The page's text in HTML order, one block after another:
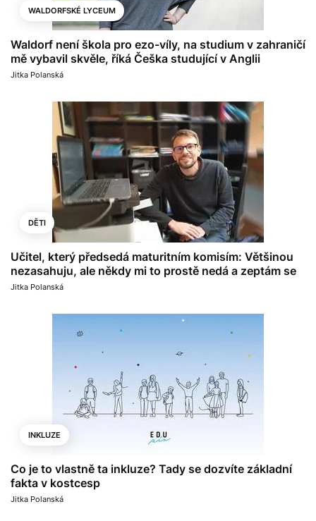
WALDORFSKÉ LYCEUM
Waldorf není škola pro ezo-víly, na studium v zahraničí
mě vybavil skvěle, říká Češka studující v Anglii
Jitka Polanská
DĚTI
Učitel, který předsedá maturitním komisím: Většinou
nezasahuju, ale někdy mi to prostě nedá a zeptám se
Jitka Polanská
INKLUZE
Co je to vlastně ta inkluze? Tady se dozvíte základní
fakta v kostcesp
Jitka Polanská